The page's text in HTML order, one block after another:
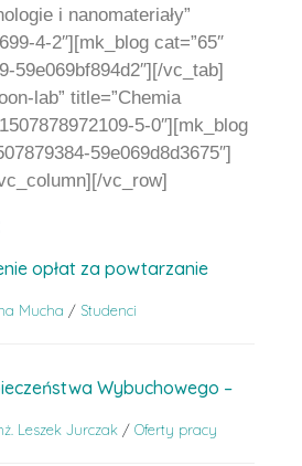
i nanomateriały”
4-2″][mk_blog cat=”65″
59e069bf894d2″][/vc_tab]
lab” title=”Chemia
5-0″][mk_blog
59e069d8d3675″]
vc_row]
opłat za powtarzanie
Mucha / Studenci
Wybuchowego –
Leszek Jurczak / Oferty pracy